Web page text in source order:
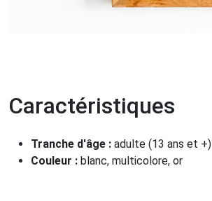
Caractéristiques
Tranche d'âge : adulte (13 ans et +)
Couleur : blanc, multicolore, or